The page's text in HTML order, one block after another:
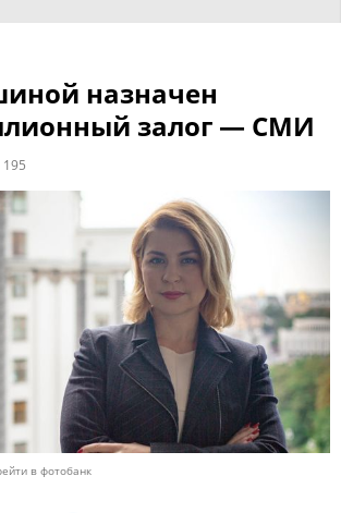
назначен
залог — СМИ
195
в фотобанк